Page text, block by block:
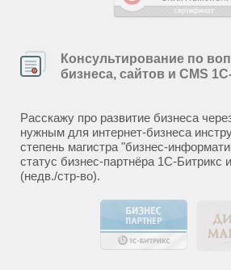
Консультирование по
бизнеса, сайтов и CMS
Расскажу про развитие бизнеса
нужным для интернет-бизнеса
степень магистра "бизнес-
статус бизнес-партнёра 1С-Битрикс
(недв./стр-во).